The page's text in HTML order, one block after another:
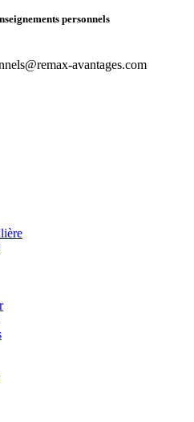
personnels
avantages.com